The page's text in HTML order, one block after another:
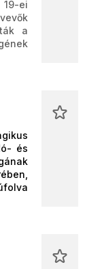
ei
a
és